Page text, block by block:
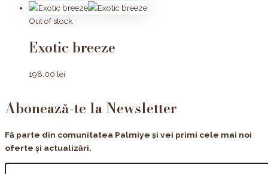
Out of stock
Exotic breeze
198,00 lei
Abonează-te la Newsletter
Fă parte din comunitatea Palmiye și vei primi cele mai noi
oferte și actualizări.